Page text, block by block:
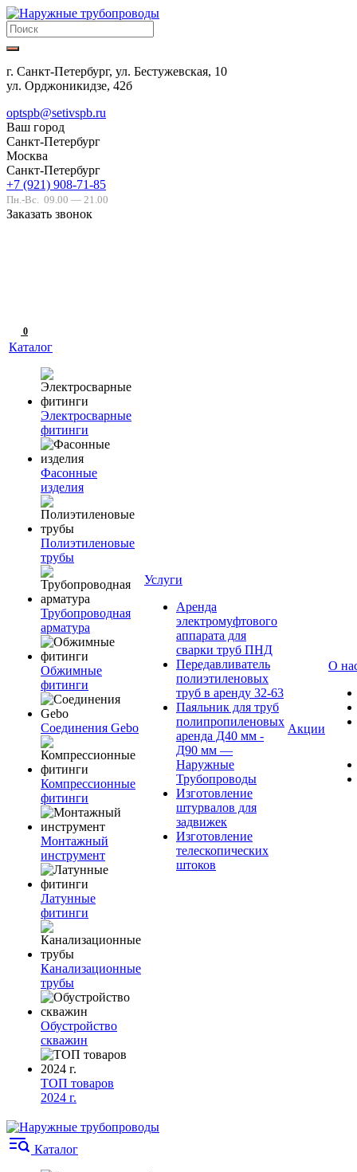
г. Санкт-Петербург, ул. Бестужевская, 10
ул. Орджоникидзе, 42б
optspb@setivspb.ru
Ваш город
Санкт-Петербург
Москва
Санкт-Петербург
+7 (921) 908-71-85
Пн.-Вс. 09.00 — 21.00
Заказать звонок
0
Каталог
Электросварные
фитинги
Фасонные
изделия
Полиэтиленовые
трубы
Трубопроводная
арматура
Обжимные
фитинги
Соединения Gebo
Компрессионные
фитинги
Монтажный
инструмент
Латунные
фитинги
Канализационные
трубы
Обустройство
скважин
ТОП товаров
2024 г.
Услуги
Аренда
электромуфтового
аппарата для
сварки труб ПНД
Передавливатель
полиэтиленовых
труб в аренду 32-63
Паяльник для труб
полипропиленовых
аренда Д40 мм -
Д90 мм —
Наружные
Трубопроводы
Изготовление
штурвалов для
задвижек
Изготовление
телескопических
штоков
Акции
О
Каталог